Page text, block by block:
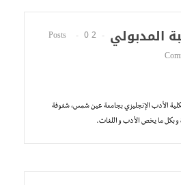
المدبولي 2 Posts
0
الأدب الإنجليزي بجامعة عين شمس، شغوفة
و بكل ما يخص الأدب و اللغات.